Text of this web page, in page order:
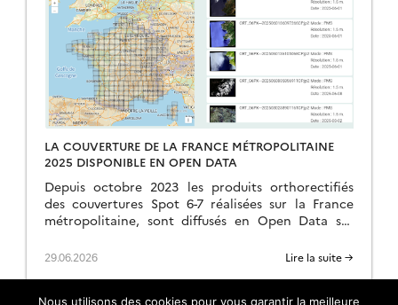
LA COUVERTURE DE LA FRANCE MÉTROPOLITAINE
2025 DISPONIBLE EN OPEN DATA
Depuis octobre 2023 les produits orthorectifiés
des couvertures Spot 6-7 réalisées sur la France
métropolitaine, sont diffusés en Open Data sur
expérimentation portée par DINAMIS avec le
29.06.2026 Lire la suite →
Nous utilisons des cookies pour vous garantir la meilleure